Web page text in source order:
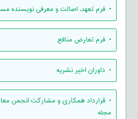
• فرم تعهد، اصالت و معرفی نویسنده
• فرم تعارض منافع
• داوران اخیر نشریه
• قرارداد همکاری و مشارکت انجمن
مجله